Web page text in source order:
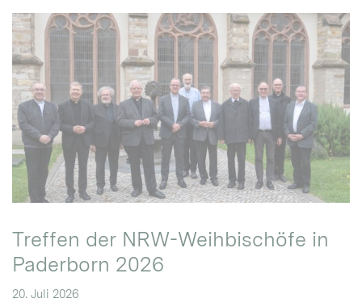
Treffen der NRW-Weihbischöfe in
Paderborn 2026
20. Juli 2026